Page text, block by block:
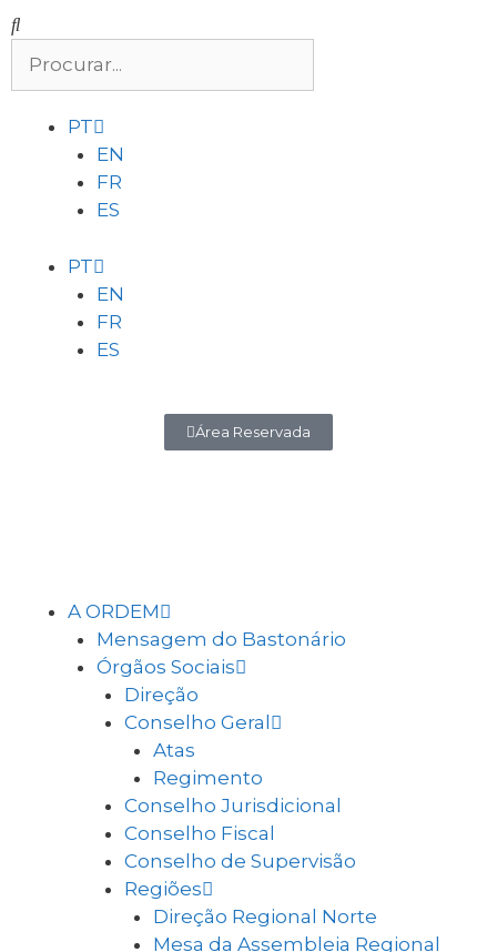
PT
EN
FR
ES
PT
EN
FR
ES
Área Reservada
A ORDEM
Mensagem do Bastonário
Órgãos Sociais
Direção
Conselho Geral
Atas
Regimento
Conselho Jurisdicional
Conselho Fiscal
Conselho de Supervisão
Regiões
Direção Regional Norte
Mesa da Assembleia Regional